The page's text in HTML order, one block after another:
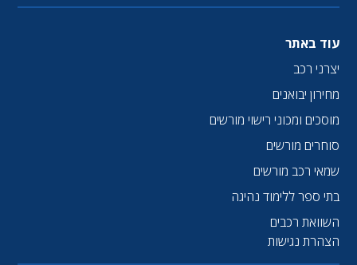
עוד באתר
יצרני רכב
מחירון יבואנים
מוסכים ומכוני רישוי מורשים
סוחרים מורשים
שמאי רכב מורשים
בתי ספר ללימוד נהיגה
השוואת רכבים
הצהרת נגישות